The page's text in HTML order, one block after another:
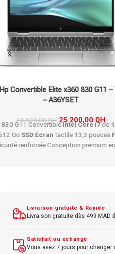
Ecran Dell 24 Pouces –
Résolution Full
ConnectivitéHDMI,
Angle de
Livraison gratuite & Rapide
Livraison gratuite dès 499 MAD
Satisfait ou échangé
Vous avez 7 jours pour changer